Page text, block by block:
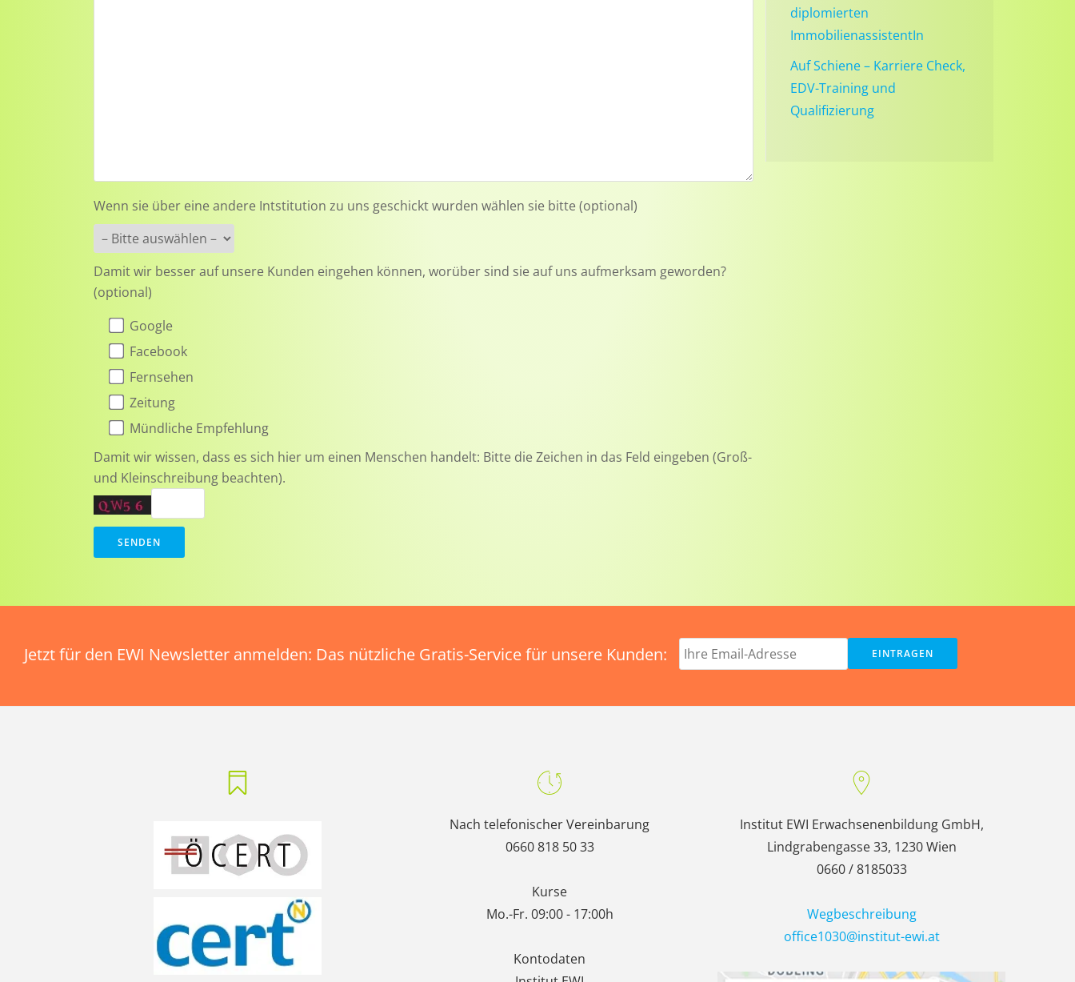
Wenn sie über eine andere Intstitution zu uns geschickt wurden wählen sie bitte (optional)
Damit wir besser auf unsere Kunden eingehen können, worüber sind sie auf uns aufmerksam geworden?
(optional)
Google
Facebook
Fernsehen
Zeitung
Mündliche Empfehlung
Damit wir wissen, dass es sich hier um einen Menschen handelt: Bitte die Zeichen in das Feld eingeben (Groß-
und Kleinschreibung beachten).
diplomierten
ImmobilienassistentIn
Auf Schiene – Karriere Check,
EDV-Training und
Qualifizierung
Jetzt für den EWI Newsletter anmelden: Das nützliche Gratis-Service für unsere Kunden:
Nach telefonischer Vereinbarung
0660 818 50 33
Kurse
Mo.-Fr. 09:00 - 17:00h
Kontodaten
Institut EWI Erwachsenenbildung GmbH,
Lindgrabengasse 33, 1230 Wien
0660 / 8185033
Wegbeschreibung
office1030@institut-ewi.at